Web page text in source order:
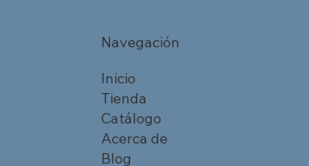
Navegación
Inicio
Tienda
Catálogo
Acerca de
Blog